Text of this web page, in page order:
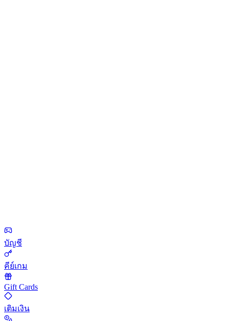
บัญชี
คีย์เกม
Gift Cards
เติมเงิน